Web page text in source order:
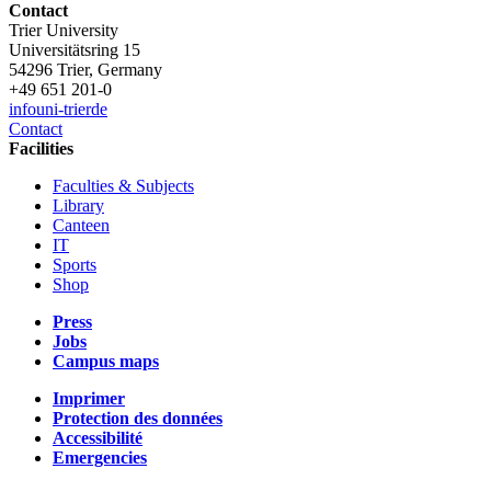
Contact
Trier University
Universitätsring 15
54296 Trier, Germany
+49 651 201-0
infouni-trierde
Contact
Facilities
Faculties & Subjects
Library
Canteen
IT
Sports
Shop
Press
Jobs
Campus maps
Imprimer
Protection des données
Accessibilité
Emergencies